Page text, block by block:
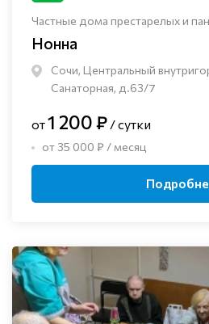
Частные дома престарелых и
Нонна
Сочи, Центральный
Санаторная, д.63/7
от1 200 ₽ / сутки
от 35 000 ₽ / месяц